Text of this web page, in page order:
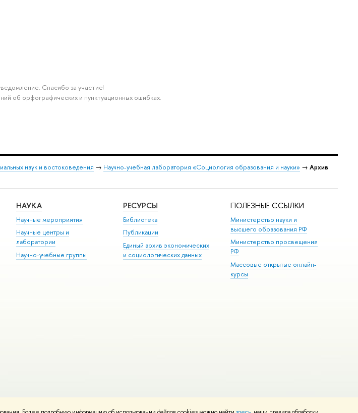
Спасибо за участие!
об орфографических и пунктуационных ошибках.
наук и востоковедения → Научно-учебная лаборатория «Социология образования и науки» → Архив
НАУКА
Научные мероприятия
Научные центры и
лаборатории
Научно-учебные группы
РЕСУРСЫ
Библиотека
Публикации
Единый архив экономических
и социологических данных
ПОЛЕЗНЫЕ ССЫЛКИ
Министерство науки и
высшего образования РФ
Министерство просвещения
РФ
Массовые открытые онлайн-
курсы